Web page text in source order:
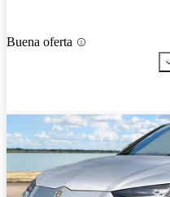
Buena oferta